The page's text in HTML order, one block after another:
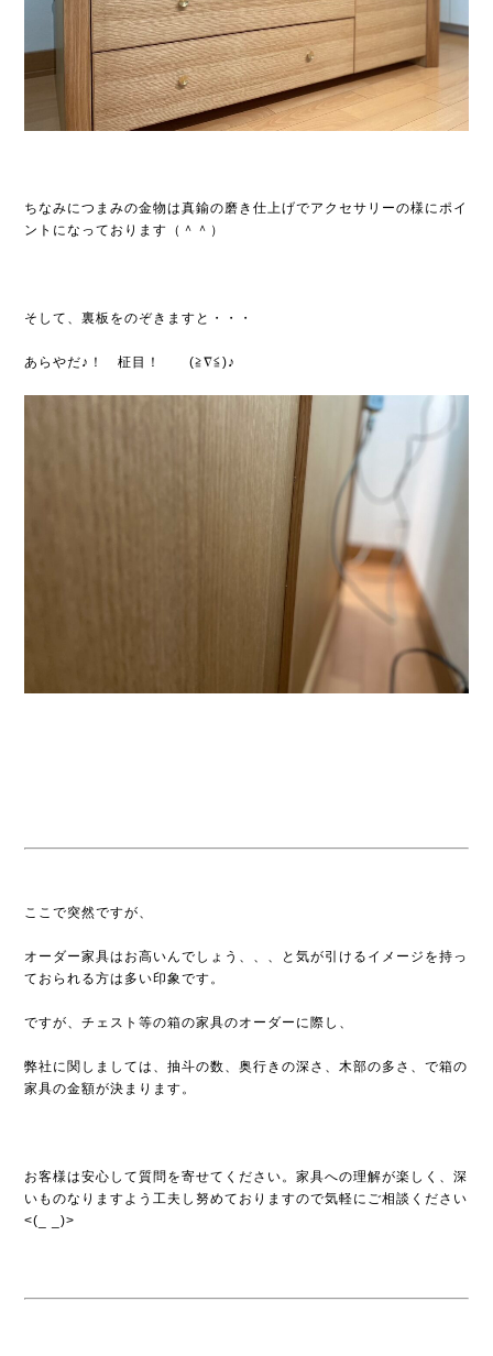
ちなみにつまみの金物は真鍮の磨き仕上げでアクセサリーの様にポイ
ントになっております（＾＾）
そして、裏板をのぞきますと・・・
あらやだ♪！ 柾目！ (≧∇≦)♪
ここで突然ですが、
オーダー家具はお高いんでしょう、、、と気が引けるイメージを持っ
ておられる方は多い印象です。
ですが、チェスト等の箱の家具のオーダーに際し、
弊社に関しましては、抽斗の数、奥行きの深さ、木部の多さ、で箱の
家具の金額が決まります。
お客様は安心して質問を寄せてください。家具への理解が楽しく、深
いものなりますよう工夫し努めておりますので気軽にご相談ください
<(_ _)>